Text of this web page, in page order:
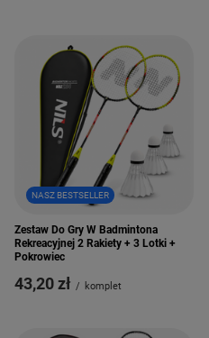
NASZ BESTSELLER
Zestaw Do Gry W Badmintona
Rekreacyjnej 2 Rakiety + 3 Lotki +
Pokrowiec
43,20 zł / komplet